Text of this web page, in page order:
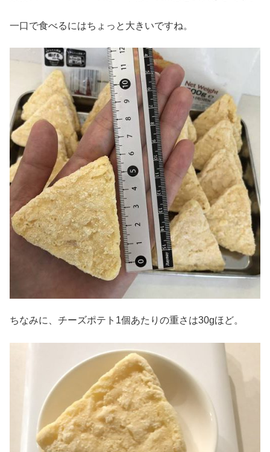
一口で食べるにはちょっと大きいですね。
ちなみに、チーズポテト1個あたりの重さは30gほど。